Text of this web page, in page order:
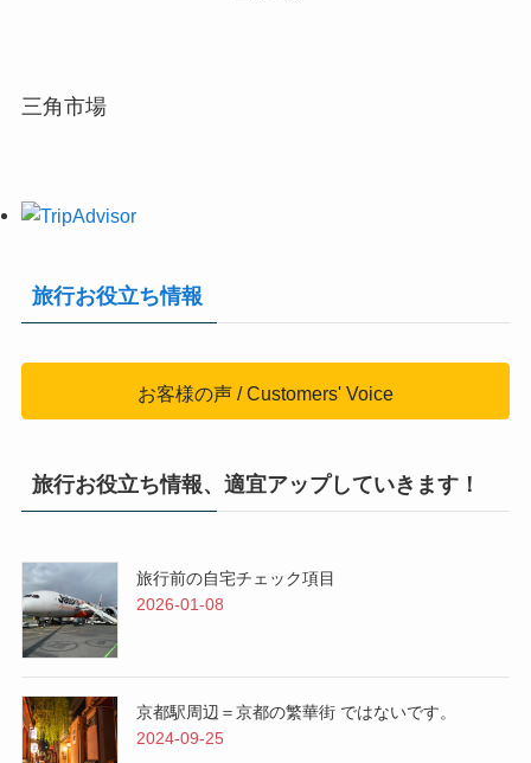
三角市場
旅行お役立ち情報
お客様の声 / Customers' Voice
旅行お役立ち情報、適宜アップしていきます！
旅行前の自宅チェック項目
2026-01-08
京都駅周辺＝京都の繁華街 ではないです。
2024-09-25